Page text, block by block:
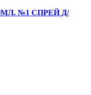
№1 СПРЕЙ Д/